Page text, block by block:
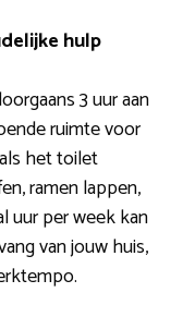
hulp
3 uur aan
ruimte voor
het toilet
ramen lappen,
uur per week kan
van jouw huis,